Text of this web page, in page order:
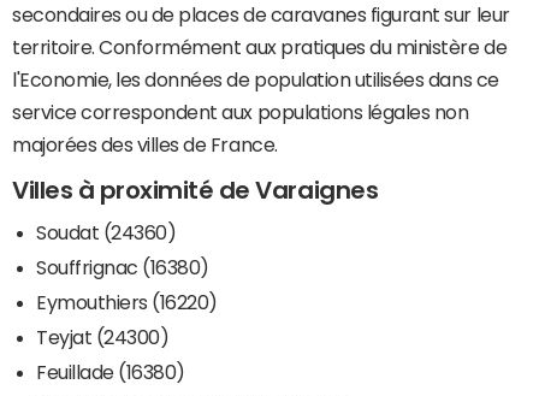
secondaires ou de places de caravanes figurant sur leur
territoire. Conformément aux pratiques du ministère de
l'Economie, les données de population utilisées dans ce
service correspondent aux populations légales non
majorées des villes de France.
Villes à proximité de Varaignes
Soudat (24360)
Souffrignac (16380)
Eymouthiers (16220)
Teyjat (24300)
Feuillade (16380)